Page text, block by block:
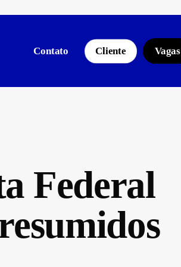
Contato Cliente Vagas
Federal